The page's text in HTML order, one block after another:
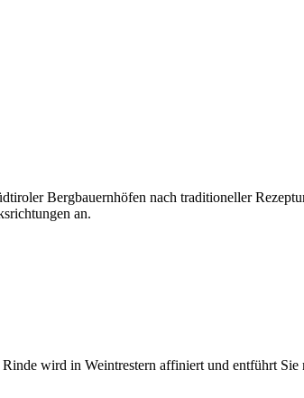
Bergbauernhöfen nach traditioneller
an.
wird in Weintrestern affiniert und entführt